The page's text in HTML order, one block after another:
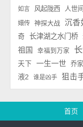
如言
风起陇西 人世间
嬛传 神探大战 沉香
奇
长津湖之水门桥
祖国
幸福到万家
天下
一生一世 乔
液2
谁是凶手 狙击
首页